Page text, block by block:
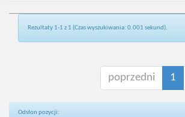
Rezultaty 1-1 z 1 (Czas wyszukiwania: 0.001 sekund).
poprzedni 1
Odsłon pozycji: